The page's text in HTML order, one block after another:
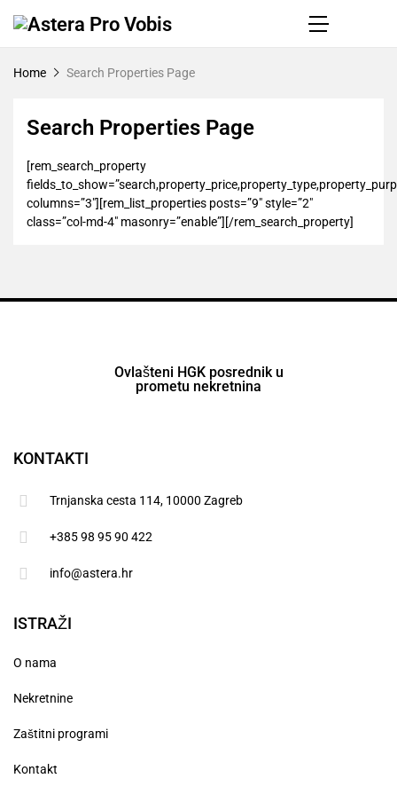
Home Search Properties Page
Search Properties Page
[rem_search_property
columns=”3″][rem_list_properties posts=”9″ style=”2″
class=”col-md-4″ masonry=”enable”][/rem_search_property]
Ovlašteni HGK posrednik u
prometu nekretnina
KONTAKTI
Trnjanska cesta 114, 10000 Zagreb
+385 98 95 90 422
info@astera.hr
ISTRAŽI
O nama
Nekretnine
Zaštitni programi
Kontakt